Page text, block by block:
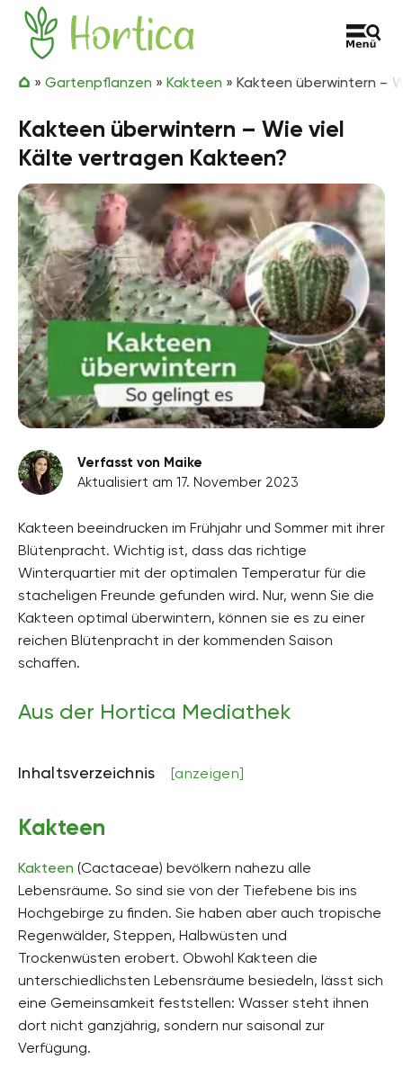
Zum Inhalt springen
Hortica
» Gartenpflanzen » Kakteen » Kakteen überwintern –
Kakteen überwintern – Wie viel
Kälte vertragen Kakteen?
Verfasst von Maike
Aktualisiert am 17. November 2023
Kakteen beeindrucken im Frühjahr und Sommer mit ihrer
Blütenpracht. Wichtig ist, dass das richtige
Winterquartier mit der optimalen Temperatur für die
stacheligen Freunde gefunden wird. Nur, wenn Sie die
Kakteen optimal überwintern, können sie es zu einer
reichen Blütenpracht in der kommenden Saison
schaffen.
Aus der Hortica Mediathek
Inhaltsverzeichnis [anzeigen]
Kakteen
Kakteen (Cactaceae) bevölkern nahezu alle
Lebensräume. So sind sie von der Tiefebene bis ins
Hochgebirge zu finden. Sie haben aber auch tropische
Regenwälder, Steppen, Halbwüsten und
Trockenwüsten erobert. Obwohl Kakteen die
unterschiedlichsten Lebensräume besiedeln, lässt sich
eine Gemeinsamkeit feststellen: Wasser steht ihnen
dort nicht ganzjährig, sondern nur saisonal zur
Verfügung.